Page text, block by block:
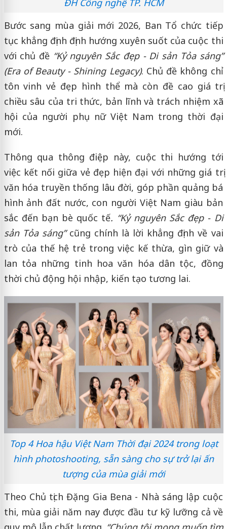
ĐH Công nghệ TP. HCM
Bước sang mùa giải mới 2026, Ban Tổ chức tiếp
tục khẳng định định hướng xuyên suốt của cuộc thi
với chủ đề“Kỷ nguyên Sắc đẹp -Di sản Tỏa sáng”
(Era of Beauty-Shining Legacy). Chủ đề không chỉ
tôn vinh vẻ đẹp hình thể mà còn đề cao giá trị
chiều sâu của tri thức, bản lĩnh và trách nhiệm xã
hội của người phụ nữ Việt Nam trong thời đại
mới.
Thông qua thông điệp này, cuộc thi hướng tới
việc kết nối giữa vẻ đẹp hiện đại với những giá trị
văn hóa truyền thống lâu đời, góp phần quảng bá
hình ảnh đất nước, con người Việt Nam giàu bản
sắc đến bạn bè quốc tế. “Kỷ nguyên Sắc đẹp -Di
sản Tỏa sáng”cũng chính là lời khẳng định về vai
trò của thế hệ trẻ trong việc kế thừa, gìn giữ và
lan tỏa những tinh hoa văn hóa dân tộc, đồng
thời chủ động hội nhập, kiến tạo tương lai.
Top 4 Hoa hậu Việt Nam Thời đại 2024 trong loạt
hình photoshooting, sẵn sàng cho sự trở lại ấn
tượng của mùa giải mới
Theo Chủ tịch Đặng Gia Bena - Nhà sáng lập cuộc
thi, mùa giải năm nay được đầu tư kỹ lưỡng cả về